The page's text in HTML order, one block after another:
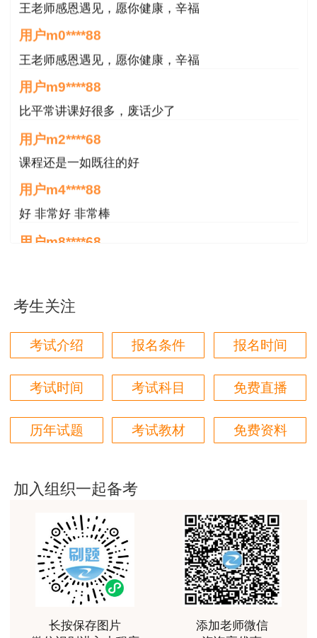
首次登录系统时，必须阅读并同意服务须知，
5、查询证书信息
同意服务须知后，进入持证人员查询页面，根
据注册信息，查询已开通证书查询的考试中，当前
用户所获取的证书信息。
查看证书：点击查看按钮，可以在线查看证书
信息。
下载证书：点击下载按钮，下载电子证书pdf
6、证书真伪查验方法
在本地用PDF编辑器(非精简版)打开电子证书
PDF文件。正常的电子证书文件应带有完整的电子
签章。同时，点击电子签章，应弹出签章信息。
显示，点击该电子签章，则会弹出该证书已被篡改
相信看了上述文章，关于监理工程师证书如何
建设工程教育网查询。
王老师感恩遇见，愿你健康，辛福
用户m0****88
王老师感恩遇见，愿你健康，辛福
用户m9****88
比平常讲课好很多，废话少了
用户m2****68
课程还是一如既往的好
用户m4****88
好 非常好 非常棒
用户m8****68
好
用户m6****66
用户m6****66
非常美好
用户m6****68
用户m7****66
好好 好 好 好真好
用户Fa****56
认真听完，自己理解，老师确实讲的很好
用户xj****ra
课程课件设计完美，授课老师讲解通俗易懂
考生关注
考试介绍 报名条件 报名时间
考试时间 考试科目 免费直播
历年试题 考试教材 免费资料
加入组织一起备考
长按保存图片
添加老师微信